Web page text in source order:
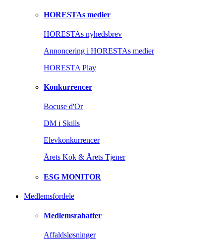
HORESTAs medier
HORESTAs nyhedsbrev
Annoncering i HORESTAs medier
HORESTA Play
Konkurrencer
Bocuse d'Or
DM i Skills
Elevkonkurrencer
Årets Kok & Årets Tjener
ESG MONITOR
Medlemsfordele
Medlemsrabatter
Affaldsløsninger